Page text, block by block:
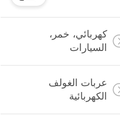
كهربائي، خمر،
السيارات
عربات الغولف
الكهربائية